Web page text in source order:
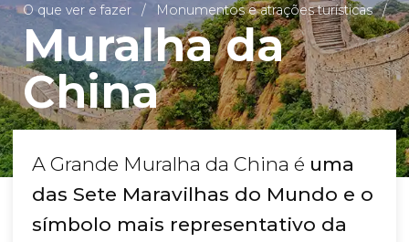
O que ver e fazer Monumentos e atrações turísticas
Muralha da
China
A Grande Muralha da China é uma
das Sete Maravilhas do Mundo e o
símbolo mais representativo da